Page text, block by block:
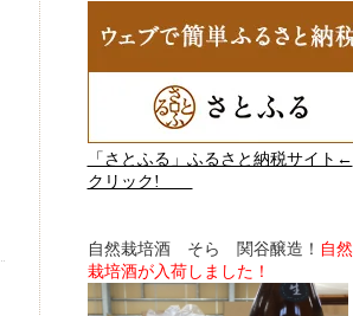
「さとふる」ふるさと納税サイト←
クリック!
自然栽培酒 そら 関谷醸造！ 自然
栽培酒が入荷しました！